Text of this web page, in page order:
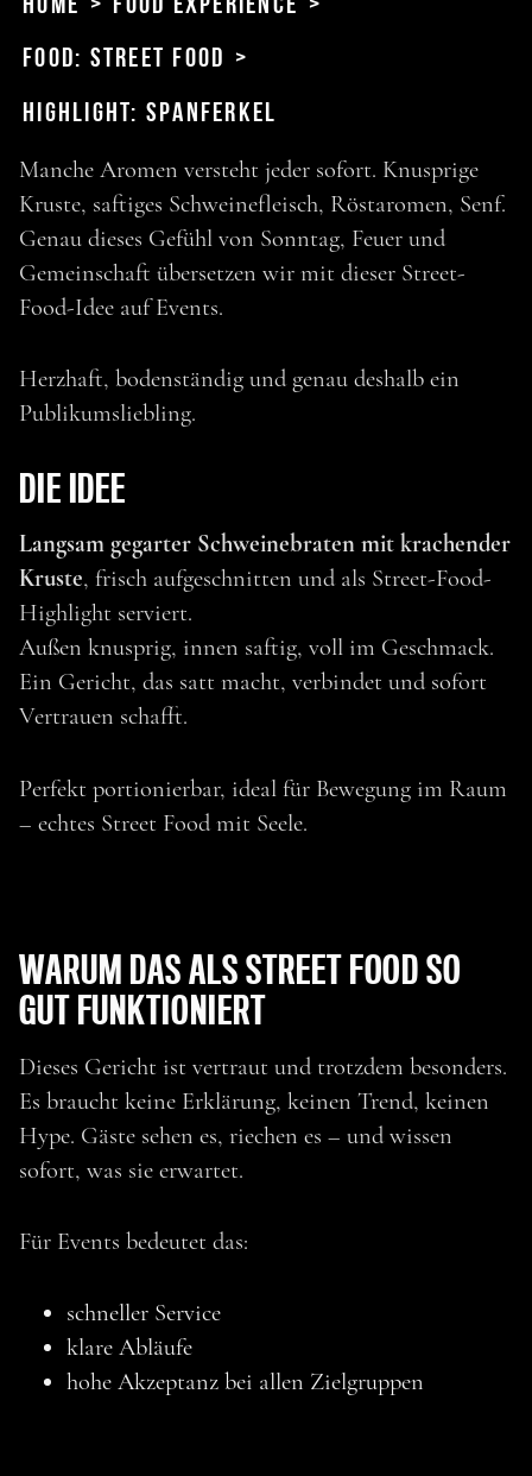
HIGHLIGHT:
SPANFERKEL
Home > Food Experience >
Food: Street Food >
Highlight: Spanferkel
Manche Aromen versteht jeder sofort. Knusprige
Kruste, saftiges Schweinefleisch, Röstaromen, Senf.
Genau dieses Gefühl von Sonntag, Feuer und
Gemeinschaft übersetzen wir mit dieser Street-
Food-Idee auf Events.
Herzhaft, bodenständig und genau deshalb ein
Publikumsliebling.
DIE IDEE
Langsam gegarter Schweinebraten mit krachender
Kruste, frisch aufgeschnitten und als Street-Food-
Highlight serviert.
Außen knusprig, innen saftig, voll im Geschmack.
Ein Gericht, das satt macht, verbindet und sofort
Vertrauen schafft.
Perfekt portionierbar, ideal für Bewegung im Raum
– echtes Street Food mit Seele.
WARUM DAS ALS STREET FOOD SO
GUT FUNKTIONIERT
Dieses Gericht ist vertraut und trotzdem besonders.
Es braucht keine Erklärung, keinen Trend, keinen
Hype. Gäste sehen es, riechen es – und wissen
sofort, was sie erwartet.
Für Events bedeutet das:
schneller Service
klare Abläufe
hohe Akzeptanz bei allen Zielgruppen